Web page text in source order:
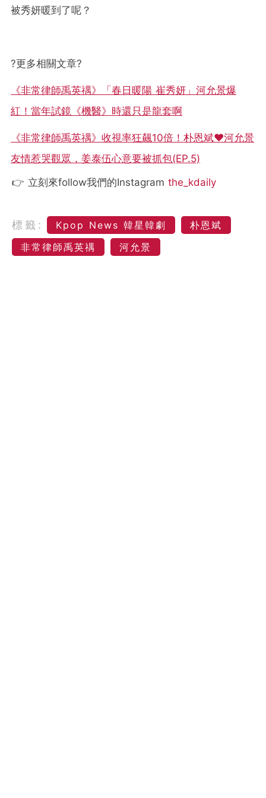
被秀妍暖到了呢？
?更多相關文章?
《非常律師禹英禑》「春日暖陽 崔秀妍」河允景爆
紅！當年試鏡《機醫》時還只是龍套啊
《非常律師禹英禑》收視率狂飆10倍！朴恩斌♥河允景
友情惹哭觀眾，姜泰伍心意要被抓包(EP.5)
👉 立刻來follow我們的Instagram the_kdaily
標籤: Kpop News 韓星韓劇
朴恩斌
非常律師禹英禑
河允景